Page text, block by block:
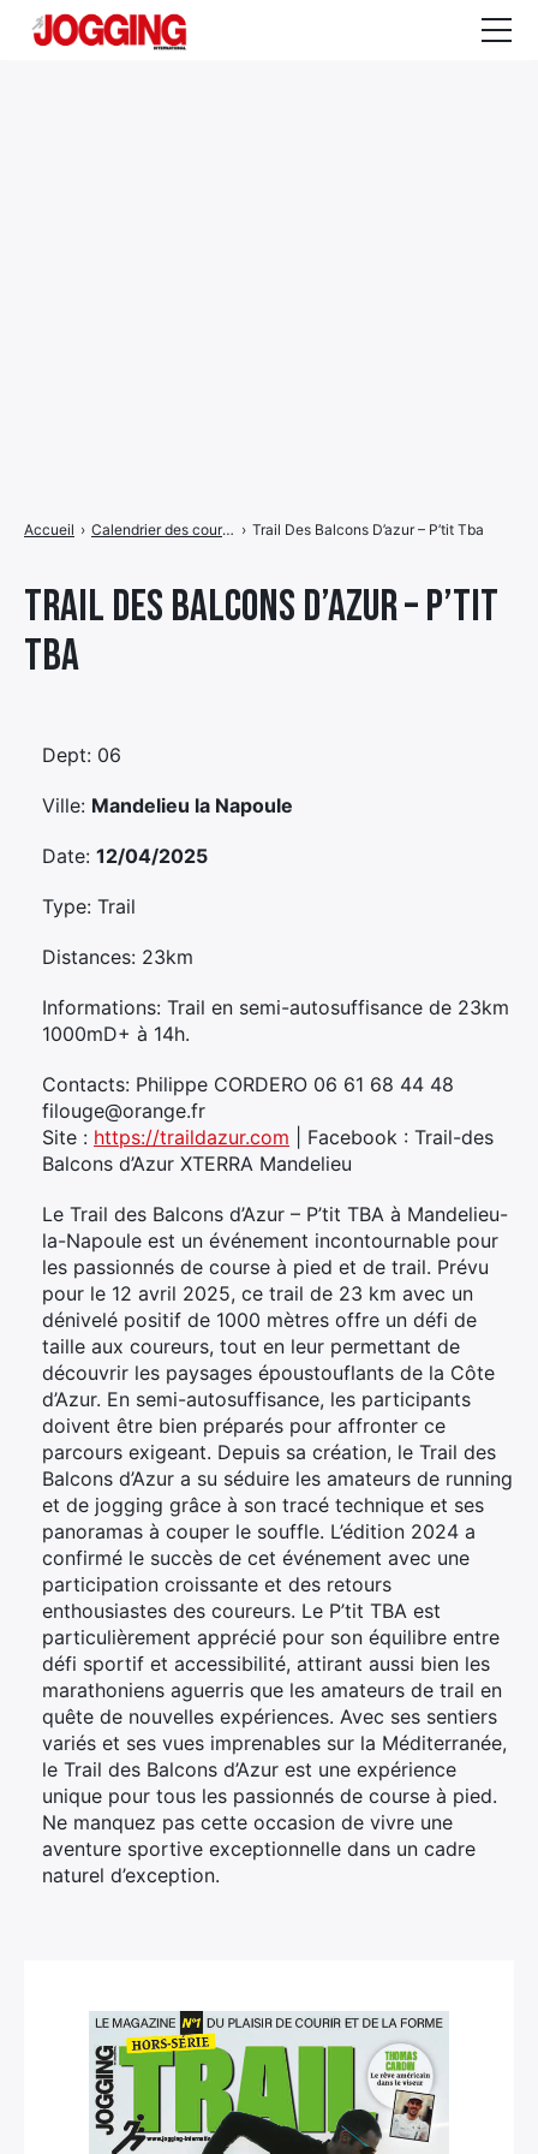
Trail Des Balcons D’azur – P’tit
Tba
Accueil › Calendrier des courses › Trail Des Balcons D’azur – P’tit Tba
Dept: 06
Ville: Mandelieu la Napoule
Date: 12/04/2025
Type: Trail
Distances: 23km
Informations: Trail en semi-autosuffisance de 23km
1000mD+ à 14h.
Contacts: Philippe CORDERO 06 61 68 44 48
filouge@orange.fr
Site : https://traildazur.com | Facebook : Trail-des
Balcons d’Azur XTERRA Mandelieu
Le Trail des Balcons d’Azur – P’tit TBA à Mandelieu-
la-Napoule est un événement incontournable pour
les passionnés de course à pied et de trail. Prévu
pour le 12 avril 2025, ce trail de 23 km avec un
dénivelé positif de 1000 mètres offre un défi de
taille aux coureurs, tout en leur permettant de
découvrir les paysages époustouflants de la Côte
d’Azur. En semi-autosuffisance, les participants
doivent être bien préparés pour affronter ce
parcours exigeant. Depuis sa création, le Trail des
Balcons d’Azur a su séduire les amateurs de running
et de jogging grâce à son tracé technique et ses
panoramas à couper le souffle. L’édition 2024 a
confirmé le succès de cet événement avec une
participation croissante et des retours
enthousiastes des coureurs. Le P’tit TBA est
particulièrement apprécié pour son équilibre entre
défi sportif et accessibilité, attirant aussi bien les
marathoniens aguerris que les amateurs de trail en
quête de nouvelles expériences. Avec ses sentiers
variés et ses vues imprenables sur la Méditerranée,
le Trail des Balcons d’Azur est une expérience
unique pour tous les passionnés de course à pied.
Ne manquez pas cette occasion de vivre une
aventure sportive exceptionnelle dans un cadre
naturel d’exception.
de ÉlémentÉlément